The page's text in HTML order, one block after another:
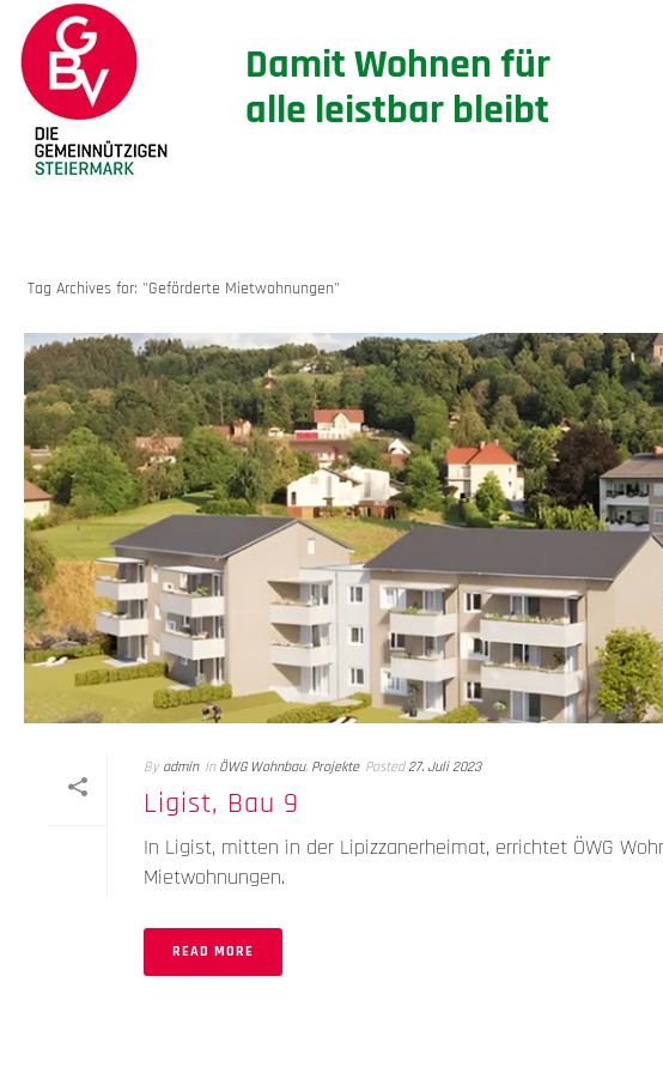
Damit Wohnen für
alle leistbar bleibt
Tag Archives for: "Geförderte Mietwohnungen"
By admin In ÖWG Wohnbau, Projekte Posted 27. Juli 2023
Ligist, Bau 9
In Ligist, mitten in der Lipizzanerheimat, errichtet ÖWG
Mietwohnungen.
READ MORE